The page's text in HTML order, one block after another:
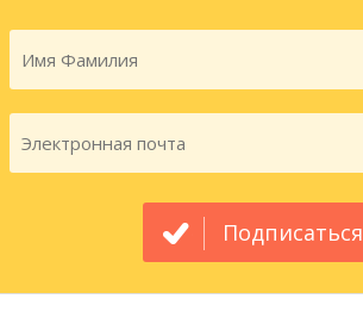
Подписаться